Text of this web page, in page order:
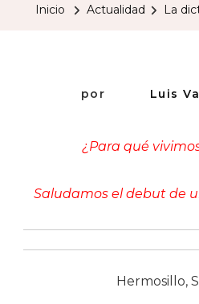
Inicio Actualidad La
por Luis
¿Para qué
Saludamos el debut de
Hermosillo,